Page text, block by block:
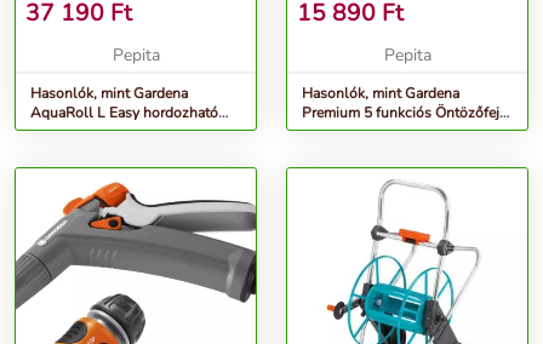
UTÓDJA) - SZÜRKE
37 190 Ft
Pepita
Hasonlók, mint Gardena
AquaRoll L Easy hordozható
Tömlőkocsi (2683 utódja) -
NARANCS
15 890 Ft
Pepita
Hasonlók, mint Gardena
Premium 5 funkciós Öntözőfej
8107 utódja - szürke-narancs